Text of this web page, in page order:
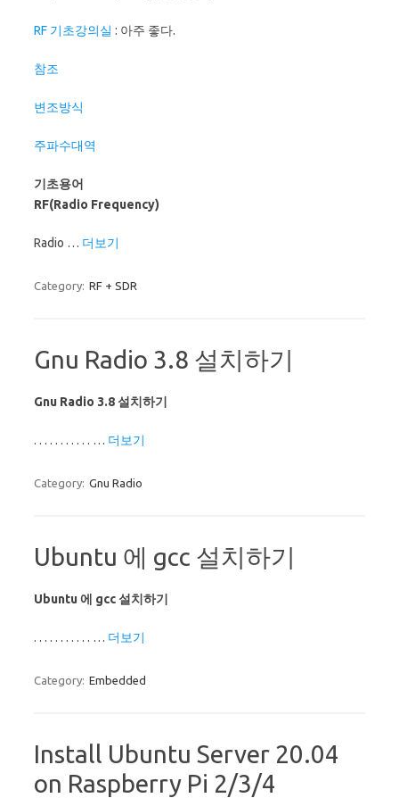
RF 기초강의실 : 아주 좋다.
참조
변조방식
주파수대역
기초용어
RF(Radio Frequency)
Radio … 더보기
Category: RF + SDR
Gnu Radio 3.8 설치하기
Gnu Radio 3.8 설치하기
. . . . . . . . . . . … 더보기
Category: Gnu Radio
Ubuntu 에 gcc 설치하기
Ubuntu 에 gcc 설치하기
. . . . . . . . . . . … 더보기
Category: Embedded
Install Ubuntu Server 20.04
on Raspberry Pi 2/3/4